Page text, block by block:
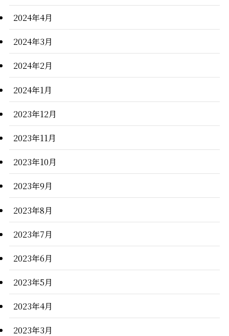
2024年4月
2024年3月
2024年2月
2024年1月
2023年12月
2023年11月
2023年10月
2023年9月
2023年8月
2023年7月
2023年6月
2023年5月
2023年4月
2023年3月